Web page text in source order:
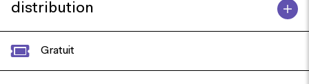
distribution
Gratuit